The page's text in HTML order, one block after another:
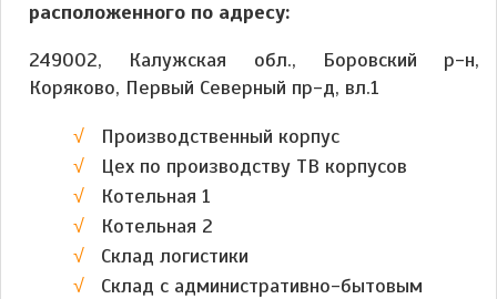
расположенного по адресу:
249002, Калужская обл., Боровский р-н,
Коряково, Первый Северный пр-д, вл.1
Производственный корпус
Цех по производству ТВ корпусов
Котельная 1
Котельная 2
Склад логистики
Склад с административно-бытовым